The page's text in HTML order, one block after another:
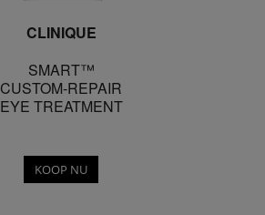
CLINIQUE
SMART™
CUSTOM-REPAIR
EYE TREATMENT
KOOP NU